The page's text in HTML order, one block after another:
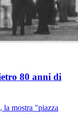
80 anni di
la mostra "piazza